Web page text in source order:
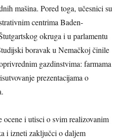
mašina. Pored toga, učesnici su
centrima Baden-
okruga i u parlamentu
boravak u Nemačkoj činile
gazdinstvima: farmama
prezentacijama o
ocene i utisci o svim realizovanim
i izneti zaključci o daljem